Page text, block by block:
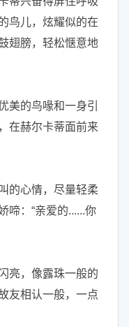
鸟儿，炫耀似的在
翅膀，轻松惬意地
的鸟喙和一身引
在赫尔卡蒂面前来
心情，尽量轻柔
啼：“亲爱的......你
，像露珠一般的
友相认一般，一点